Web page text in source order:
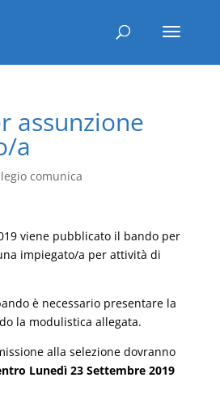
assunzione
a
comunica
viene pubblicato il bando per
impiegato/a per attività di
è necessario presentare la
la modulistica allegata.
alla selezione dovranno
Lunedì 23 Settembre 2019